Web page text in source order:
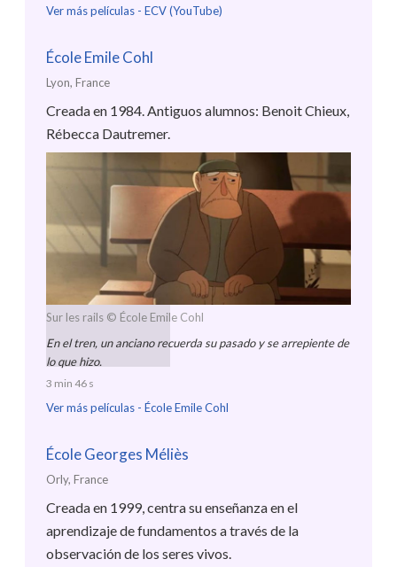
Ver más películas - ECV (YouTube)
École Emile Cohl
Lyon, France
Creada en 1984. Antiguos alumnos: Benoit Chieux,
Rébecca Dautremer.
Sur les rails © École Emile Cohl
En el tren, un anciano recuerda su pasado y se arrepiente de
lo que hizo.
3 min 46 s
Ver más películas - École Emile Cohl
École Georges Méliès
Orly, France
Creada en 1999, centra su enseñanza en el
aprendizaje de fundamentos a través de la
observación de los seres vivos.